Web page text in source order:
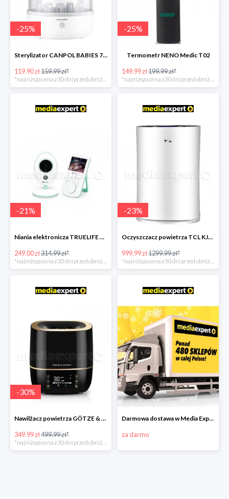
-25%
Sterylizator CANPOL BABIES 77/052
119.90 zł159.99 zł*
*najniższa cena z 30 dni przed obniżką
-25%
Termometr NENO Medic T02
149.99 zł199.99 zł*
*najniższa cena z 30 dni przed obniżką
-21%
Niania elektronicza TRUELIFE NannyCam V24
249.00 zł314.99 zł*
-23%
Oczyszczacz powietrza TCL KJ300F-S3
999.99 zł1299.99 zł*
-30%
Nawilżacz powietrza GÖTZE & JENSEN AH201KG
349.99 zł499.99 zł*
Darmowa dostawa w Media Expert
za darmo